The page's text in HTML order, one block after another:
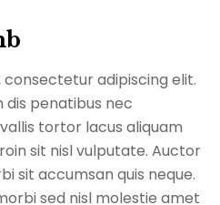
adipiscing elit.
penatibus nec
tortor lacus aliquam
sit nisl vulputate. Auctor
sit accumsan quis neque.
sed nisl molestie amet